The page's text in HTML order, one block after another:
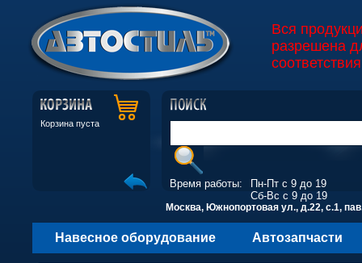
Вся
разрешена
Корзина пуста
Время работы:
Пн-Пт с 9 до 19
Сб-Вс с 9 до 19
Москва, Южнопортовая ул., д.22, с.1,
Навесное оборудование Автозапчасти